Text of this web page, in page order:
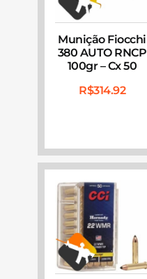
Munição Fiocchi
380 AUTO RNCP
100gr – Cx 50
R$314.92